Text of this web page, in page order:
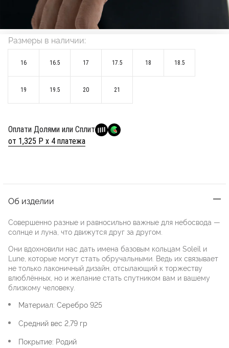
Размеры в наличии:
16 16.5 17 17.5 18 18.5
19 19.5 20 21
Оплати Долями или Сплит
от 1,325 Р х 4 платежа
Об изделии
Совершенно разные и равносильно важные для небосвода —
солнце и луна, что движутся друг за другом.
Они вдохновили нас дать имена базовым кольцам Soleil и
Lune, которые могут стать обручальными. Ведь их связывает
не только лаконичный дизайн, отсылающий к торжеству
влюблённых, но и желание стать спутником вам и вашему
близкому человеку.
Материал: Серебро 925
Средний вес 2,79 гр
Покрытие: Родий